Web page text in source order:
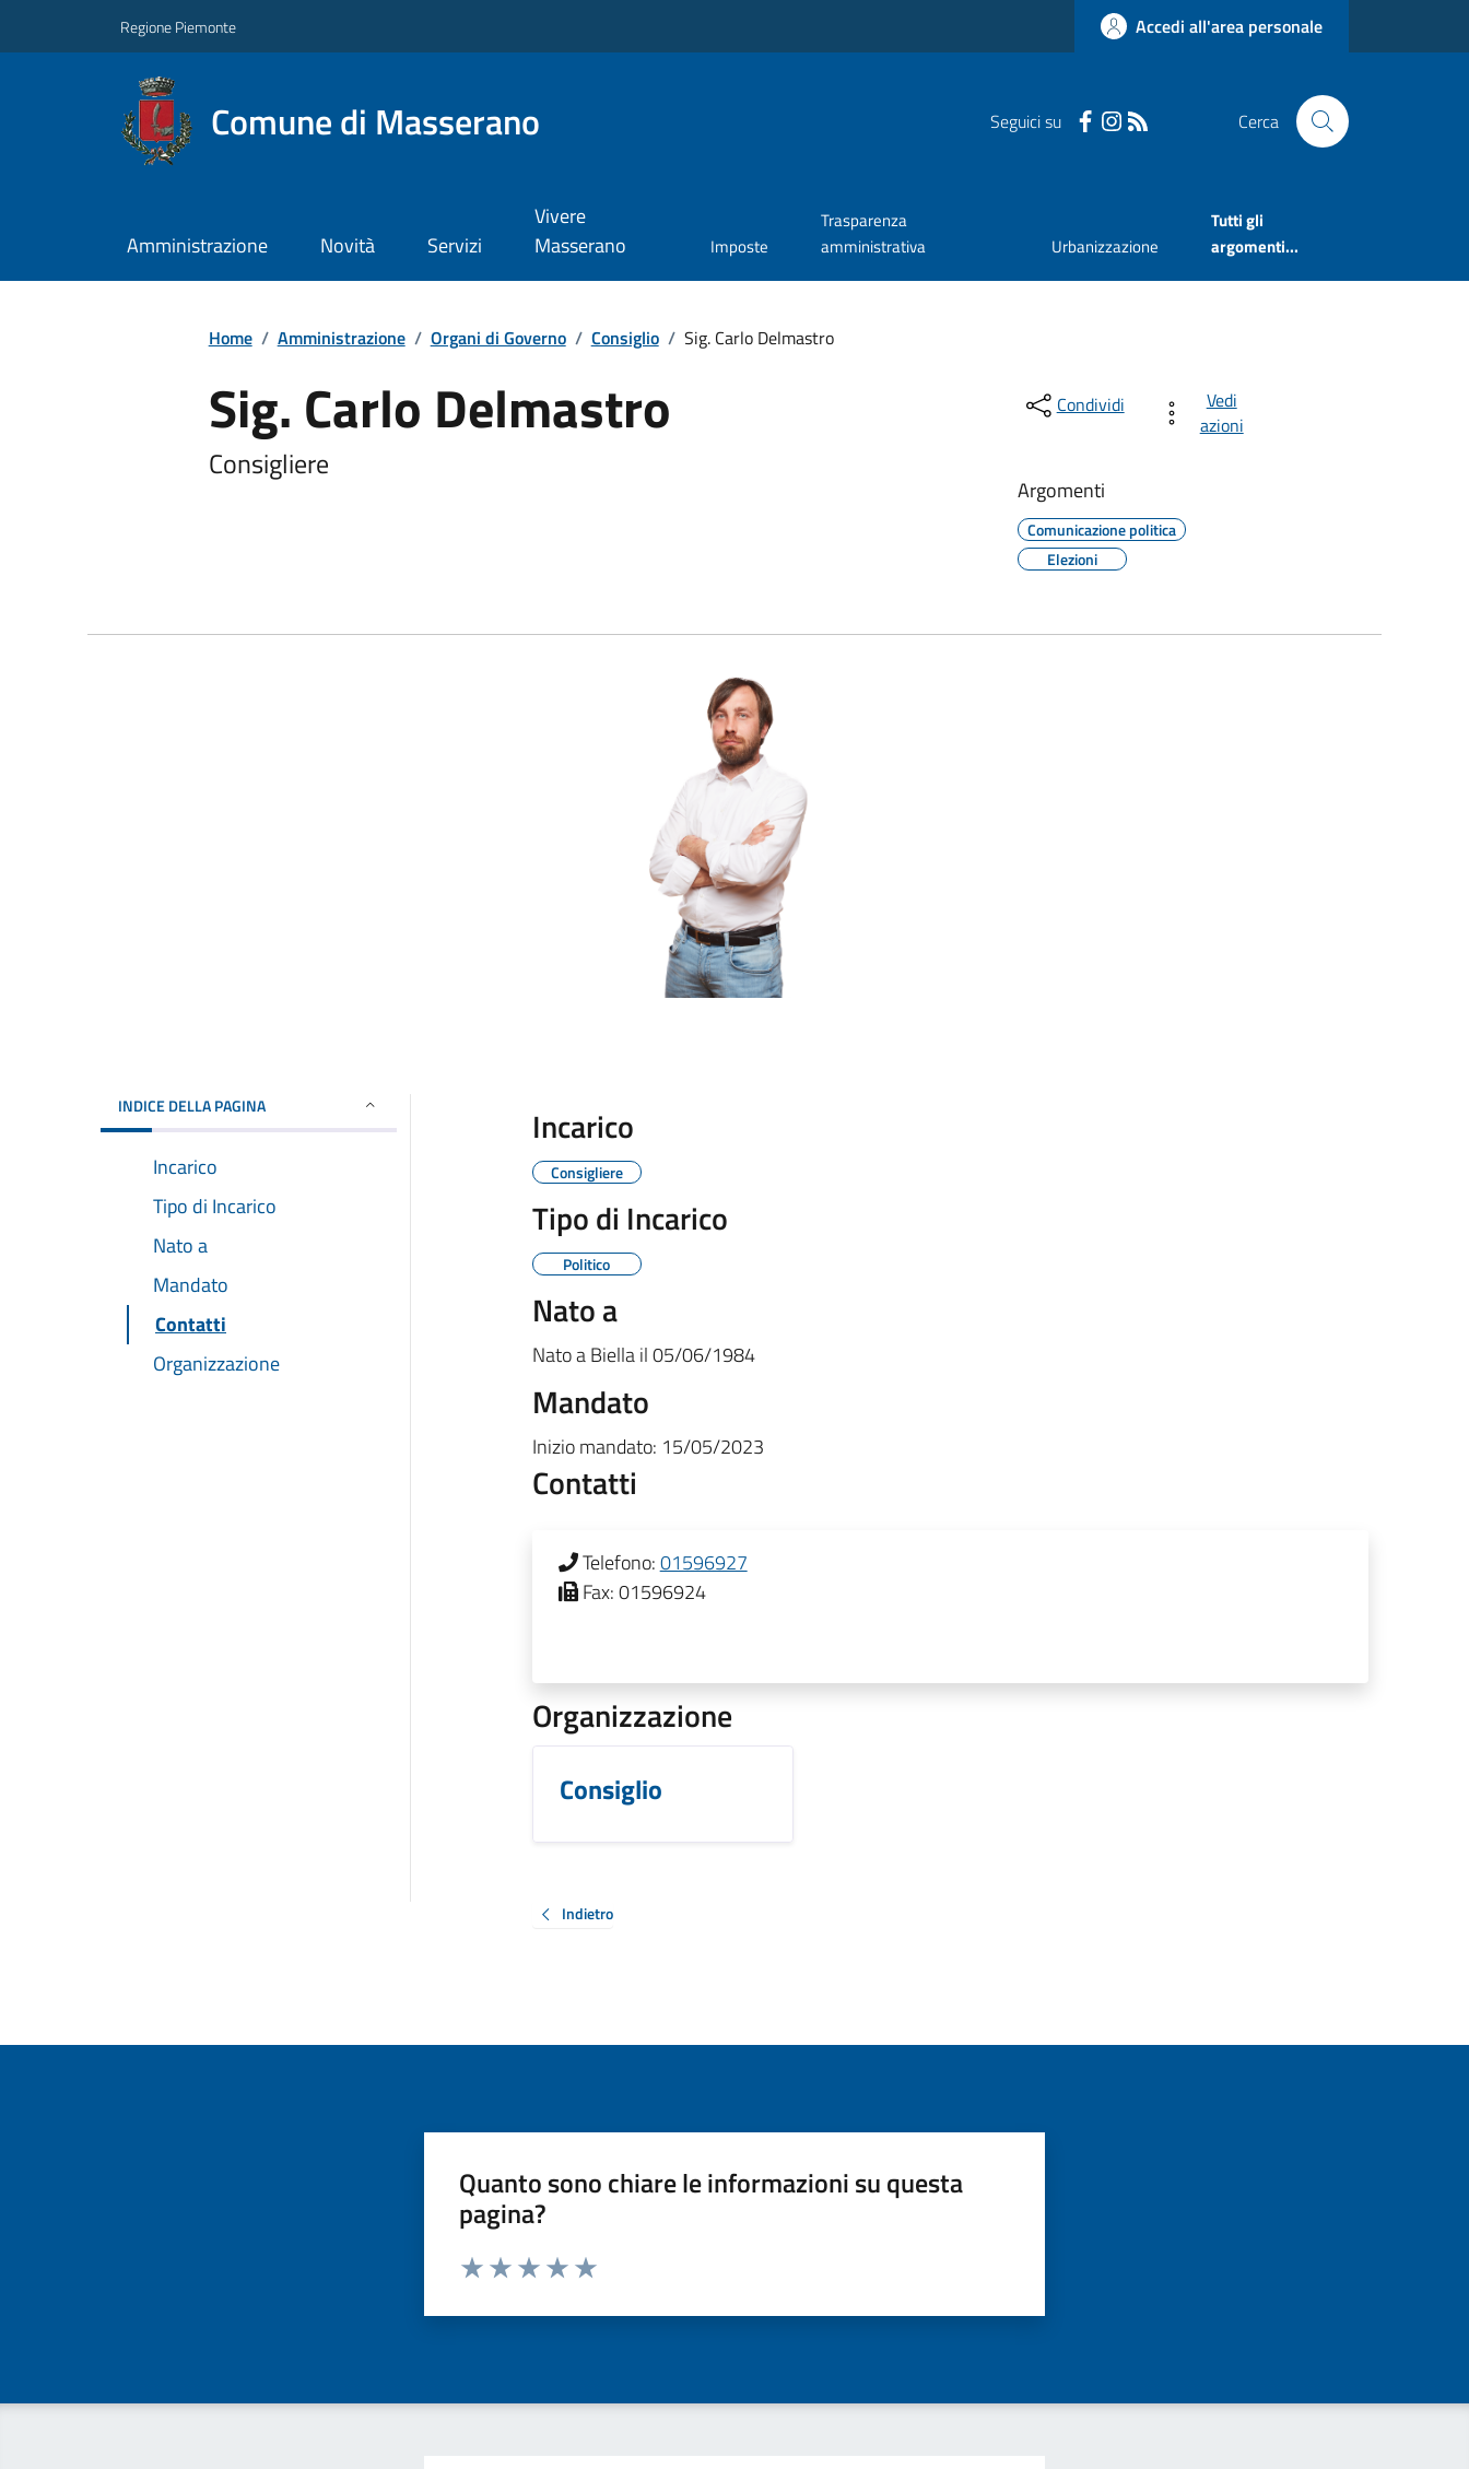
Regione Piemonte Accedi all'area personale
Comune di Masserano Seguici su Cerca
Amministrazione Novità Servizi
Vivere
Masserano
Imposte
Trasparenza
amministrativa
Urbanizzazione
Tutti gli
argomenti...
Home / Amministrazione / Organi di Governo / Consiglio / Sig. Carlo Delmastro
Sig. Carlo Delmastro
Consigliere
Condividi
Vedi
azioni
Argomenti
Comunicazione politica
Elezioni
INDICE DELLA PAGINA
Incarico
Tipo di Incarico
Nato a
Mandato
Contatti
Organizzazione
Incarico
Consigliere
Tipo di Incarico
Politico
Nato a
Nato aBiellail05/06/1984
Mandato
Inizio mandato: 15/05/2023
Contatti
Telefono:01596927
Fax:01596924
Organizzazione
Consiglio
Indietro
Quanto sono chiare le informazioni su questa
pagina?
Valuta da 1 a 5 stelle la pagina